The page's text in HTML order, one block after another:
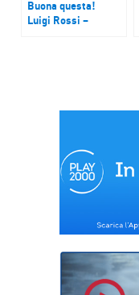
Buona questa!
Luigi Rossi –